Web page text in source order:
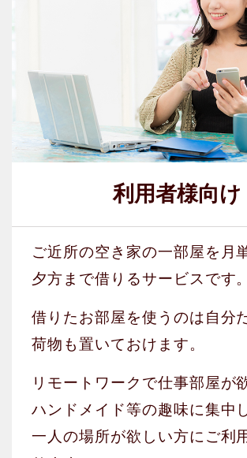
利用者様向け
ご近所の空き家の一部屋を月
夕方まで借りるサービスです。
借りたお部屋を使うのは自分
荷物も置いておけます。
リモートワークで仕事部屋が
ハンドメイド等の趣味に集中
一人の場所が欲しい方にご利